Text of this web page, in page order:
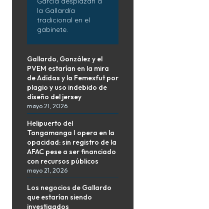
la Gallardía
tradicional en el
gabinete.
Gallardo, González y el
PVEM estarían en la mira
de Adidas y la Femexfut por
plagio y uso indebido de
diseño del jersey
mayo 21, 2026
Helipuerto del
Tangamanga I opera en la
opacidad: sin registro de la
AFAC pese a ser financiado
con recursos públicos
mayo 21, 2026
Los negocios de Gallardo
que estarían siendo
investigados